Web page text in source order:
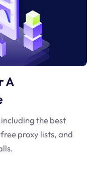
A
the best
proxy lists, and